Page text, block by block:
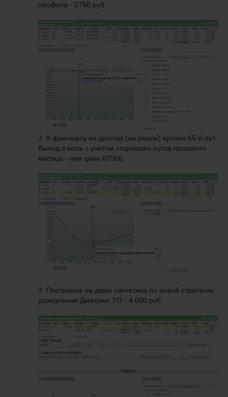
профита - 2750 руб.
2. К фьючерсу на доллар (на реале) куплен 65-й пут.
Выход в ноль с учетом сгоревших путов прошлого
месяца - при цене 67000.
3. Построена на демо синтетика по новой стратегии
усреднения Дмитрия. ГО - 4 000 руб.